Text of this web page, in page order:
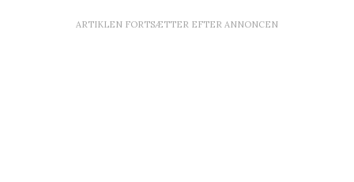
ARTIKLEN FORTSÆTTER EFTER ANNONCEN